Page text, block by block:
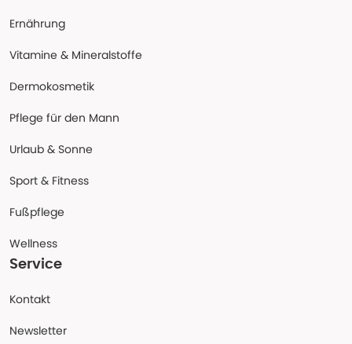
Ernährung
Vitamine & Mineralstoffe
Dermokosmetik
Pflege für den Mann
Urlaub & Sonne
Sport & Fitness
Fußpflege
Wellness
Service
Kontakt
Newsletter